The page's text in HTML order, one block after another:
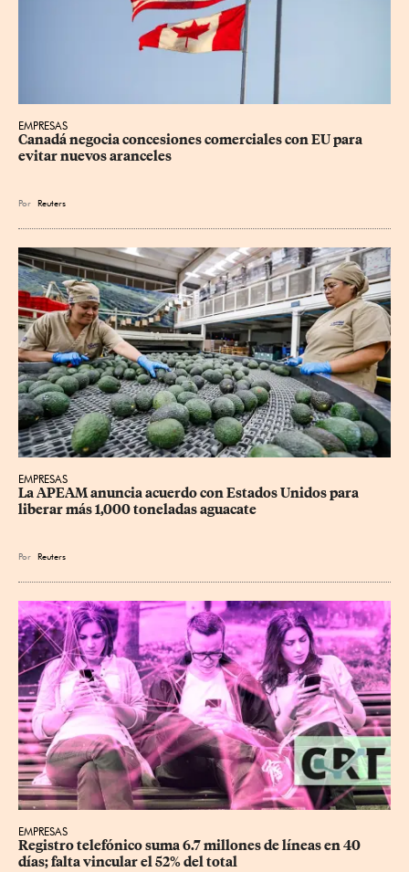
EMPRESAS
Canadá negocia concesiones comerciales con EU para
evitar nuevos aranceles
Por Reuters
EMPRESAS
La APEAM anuncia acuerdo con Estados Unidos para
liberar más 1,000 toneladas aguacate
Por Reuters
EMPRESAS
Registro telefónico suma 6.7 millones de líneas en 40
días; falta vincular el 52% del total